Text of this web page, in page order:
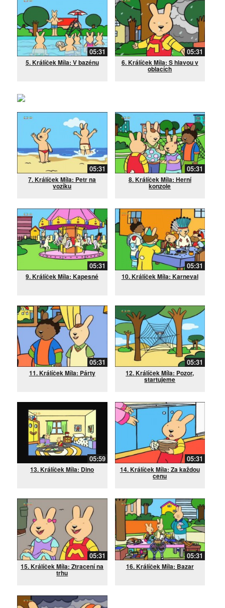
05:31
5. Králíček Míla: V bazénu
05:31
6. Králíček Míla: S hlavou v
oblacích
05:31
7. Králíček Míla: Petr na
vozíku
05:31
8. Králíček Míla: Herní
konzole
05:31
9. Králíček Míla: Kapesné
05:31
10. Králíček Míla: Karneval
05:31
11. Králíček Míla: Párty
05:31
12. Králíček Míla: Pozor,
startujeme
05:59
13. Králíček Míla: Dino
05:31
14. Králíček Míla: Za každou
cenu
05:31
15. Králíček Míla: Ztracení na
trhu
05:31
16. Králíček Míla: Bazar